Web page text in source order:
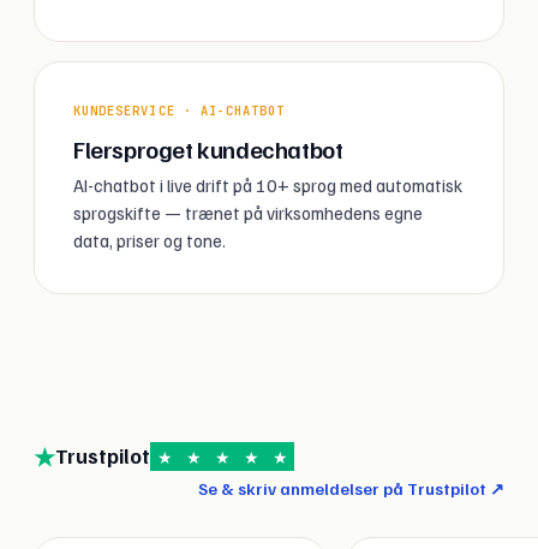
KUNDESERVICE · AI-CHATBOT
Flersproget kundechatbot
AI-chatbot i live drift på 10+ sprog med automatisk
sprogskifte — trænet på virksomhedens egne
data, priser og tone.
★Trustpilot ★ ★ ★ ★
★
Se & skriv anmeldelser på Trustpilot ↗